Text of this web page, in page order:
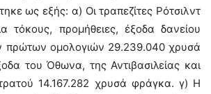
ως εξής: α) Οι τραπεζίτες Ρότσιλντ
τόκους, προμήθειες, έξοδα δανείου
πρώτων ομολογιών 29.239.040 χρυσά
του Όθωνα, της Αντιβασιλείας και
14.167.282 χρυσά φράγκα. γ) Η